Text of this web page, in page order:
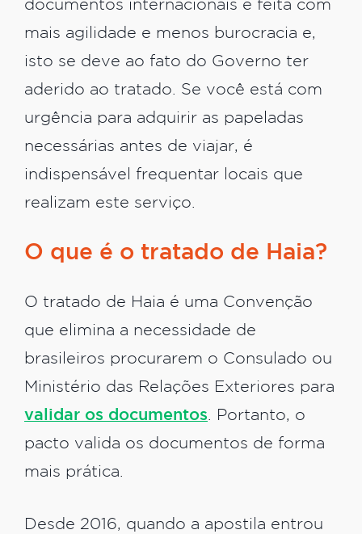
documentos internacionais é feita com
mais agilidade e menos burocracia e,
isto se deve ao fato do Governo ter
aderido ao tratado. Se você está com
urgência para adquirir as papeladas
necessárias antes de viajar, é
indispensável frequentar locais que
realizam este serviço.
O que é o tratado de Haia?
O tratado de Haia é uma Convenção
que elimina a necessidade de
brasileiros procurarem o Consulado ou
Ministério das Relações Exteriores para
validar os documentos . Portanto, o
pacto valida os documentos de forma
mais prática.
Desde 2016, quando a apostila entrou